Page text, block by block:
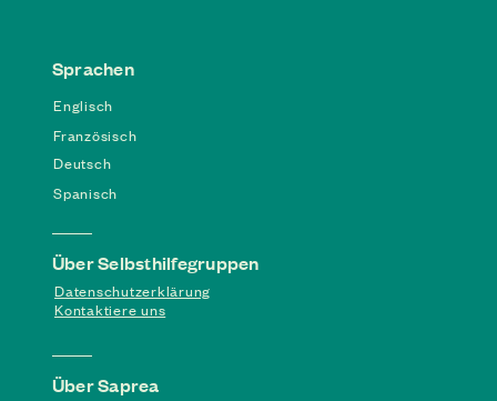
Sprachen
Englisch
Französisch
Deutsch
Spanisch
Über Selbsthilfegruppen
Datenschutzerklärung
Kontaktiere uns
Über Saprea